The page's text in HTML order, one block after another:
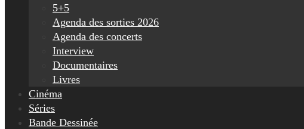
5+5
Agenda des sorties 2026
Agenda des concerts
Interview
Documentaires
Livres
Cinéma
Séries
Bande Dessinée